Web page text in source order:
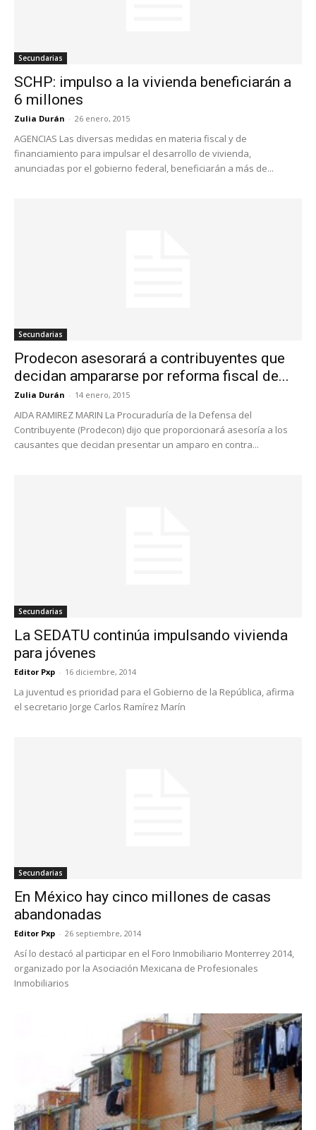
Secundarias
SCHP: impulso a la vivienda beneficiarán a
6 millones
Zulia Durán - 26 enero, 2015
AGENCIAS Las diversas medidas en materia fiscal y de
financiamiento para impulsar el desarrollo de vivienda,
anunciadas por el gobierno federal, beneficiarán a más de...
Secundarias
Prodecon asesorará a contribuyentes que
decidan ampararse por reforma fiscal de...
Zulia Durán - 14 enero, 2015
AIDA RAMIREZ MARIN La Procuraduría de la Defensa del
Contribuyente (Prodecon) dijo que proporcionará asesoría a los
causantes que decidan presentar un amparo en contra...
Secundarias
La SEDATU continúa impulsando vivienda
para jóvenes
Editor Pxp - 16 diciembre, 2014
La juventud es prioridad para el Gobierno de la República, afirma
el secretario Jorge Carlos Ramírez Marín
Secundarias
En México hay cinco millones de casas
abandonadas
Editor Pxp - 26 septiembre, 2014
Así lo destacó al participar en el Foro Inmobiliario Monterrey 2014,
organizado por la Asociación Mexicana de Profesionales
Inmobiliarios